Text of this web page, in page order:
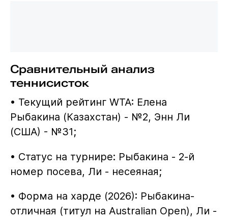
Сравнительный анализ
теннисисток
• Текущий рейтинг WTA: Елена
Рыбакина (Казахстан) - №2, Энн Ли
(США) - №31;
• Статус на турнире: Рыбакина - 2-й
номер посева, Ли - несеяная;
• Форма на харде (2026): Рыбакина-
отличная (титул на Australian Open), Ли -